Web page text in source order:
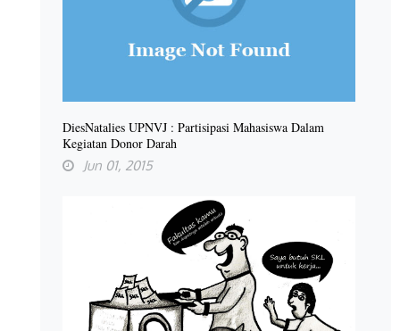
DiesNatalies UPNVJ : Partisipasi Mahasiswa Dalam
Kegiatan Donor Darah
Jun 01, 2015